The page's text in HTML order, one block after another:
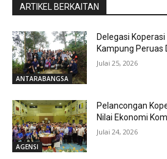
ARTIKEL BERKAITAN
ANTARABANGSA
Delegasi
Kampung Peruas
Julai 25, 2026
AGENSI
Pelancongan
Nilai Ekonomi
Julai 24, 2026